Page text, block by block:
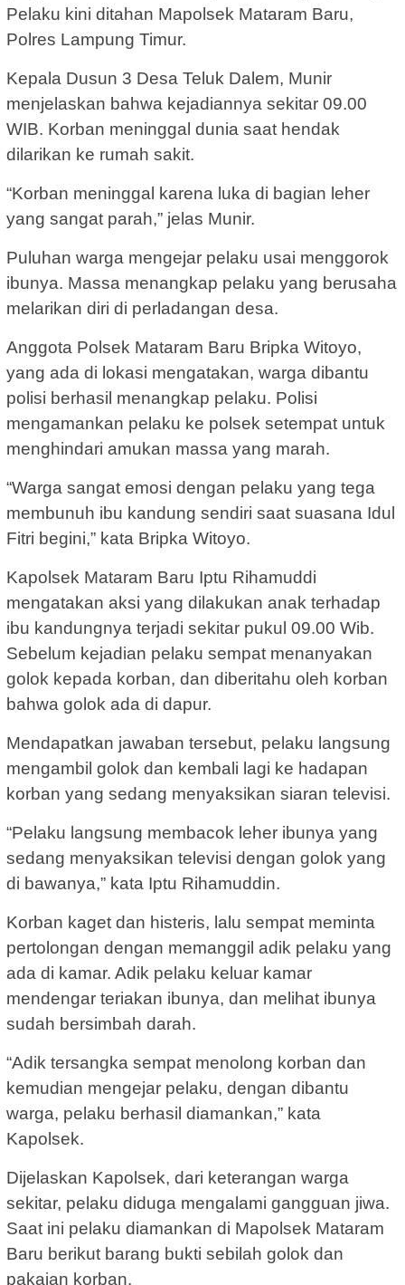
Pelaku kini ditahan Mapolsek Mataram Baru,
Polres Lampung Timur.
Kepala Dusun 3 Desa Teluk Dalem, Munir
menjelaskan bahwa kejadiannya sekitar 09.00
WIB. Korban meninggal dunia saat hendak
dilarikan ke rumah sakit.
“Korban meninggal karena luka di bagian leher
yang sangat parah,” jelas Munir.
Puluhan warga mengejar pelaku usai menggorok
ibunya. Massa menangkap pelaku yang berusaha
melarikan diri di perladangan desa.
Anggota Polsek Mataram Baru Bripka Witoyo,
yang ada di lokasi mengatakan, warga dibantu
polisi berhasil menangkap pelaku. Polisi
mengamankan pelaku ke polsek setempat untuk
menghindari amukan massa yang marah.
“Warga sangat emosi dengan pelaku yang tega
membunuh ibu kandung sendiri saat suasana Idul
Fitri begini,” kata Bripka Witoyo.
Kapolsek Mataram Baru Iptu Rihamuddi
mengatakan aksi yang dilakukan anak terhadap
ibu kandungnya terjadi sekitar pukul 09.00 Wib.
Sebelum kejadian pelaku sempat menanyakan
golok kepada korban, dan diberitahu oleh korban
bahwa golok ada di dapur.
Mendapatkan jawaban tersebut, pelaku langsung
mengambil golok dan kembali lagi ke hadapan
korban yang sedang menyaksikan siaran televisi.
“Pelaku langsung membacok leher ibunya yang
sedang menyaksikan televisi dengan golok yang
di bawanya,” kata Iptu Rihamuddin.
Korban kaget dan histeris, lalu sempat meminta
pertolongan dengan memanggil adik pelaku yang
ada di kamar. Adik pelaku keluar kamar
mendengar teriakan ibunya, dan melihat ibunya
sudah bersimbah darah.
“Adik tersangka sempat menolong korban dan
kemudian mengejar pelaku, dengan dibantu
warga, pelaku berhasil diamankan,” kata
Kapolsek.
Dijelaskan Kapolsek, dari keterangan warga
sekitar, pelaku diduga mengalami gangguan jiwa.
Saat ini pelaku diamankan di Mapolsek Mataram
Baru berikut barang bukti sebilah golok dan
pakaian korban.